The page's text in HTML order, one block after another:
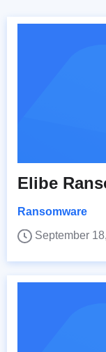
Elibe
Ransomware
September